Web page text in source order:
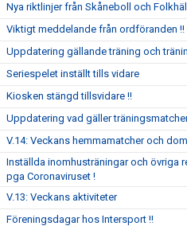
Nya riktlinjer från Skåneboll och
Viktigt meddelande från ordföranden !!
Uppdatering gällande träning och
Seriespelet inställt tills vidare
Kiosken stängd tillsvidare !!
Uppdatering vad gäller
V.14: Veckans hemmamatcher och
Inställda inomhusträningar och övriga
pga Coronaviruset !
V.13: Veckans aktiviteter
Föreningsdagar hos Intersport !!